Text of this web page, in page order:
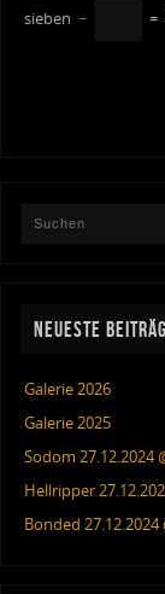
sieben − =
NEUESTE
Galerie 2026
Galerie 2025
Sodom 27.12.2024
Hellripper
Bonded